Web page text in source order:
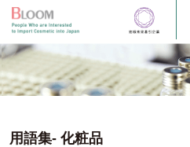
用語集- 化粧品